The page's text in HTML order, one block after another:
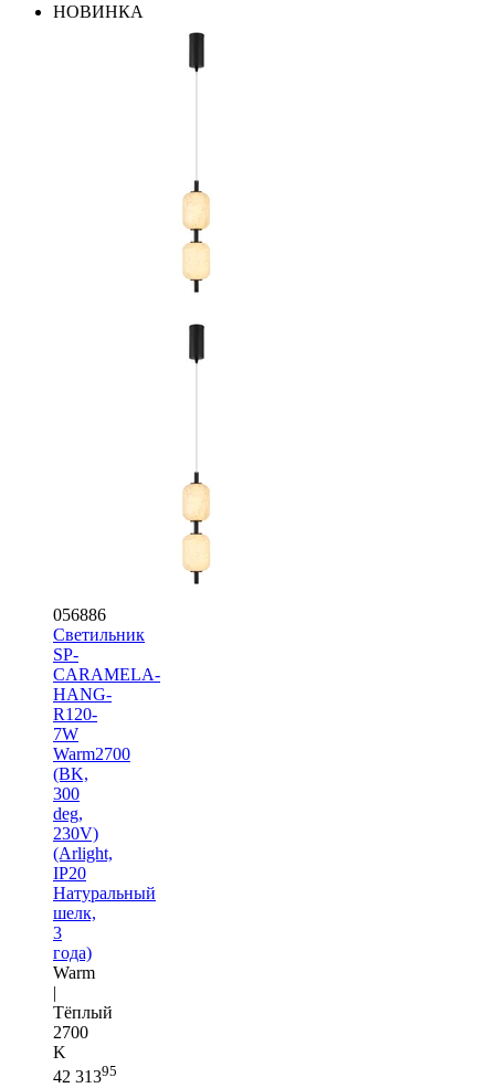
НОВИНКА
056886
Светильник
SP-
CARAMELA-
HANG-
R120-
7W
Warm2700
(BK,
300
deg,
230V)
(Arlight,
IP20
Натуральный
шелк,
3
года)
Warm
|
Тёплый
2700
K
42 31395